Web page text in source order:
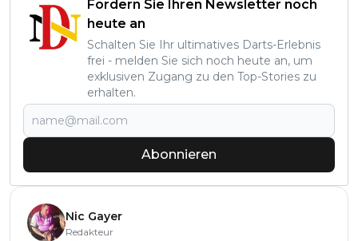
Fordern Sie Ihren Newsletter noch
heute an
Schalten Sie Ihr ultimatives Darts-Erlebnis
frei - melden Sie sich noch heute an, um
exklusiven Zugang zu den Top-Stories zu
erhalten.
Abonnieren
Nic Gayer
Redakteur